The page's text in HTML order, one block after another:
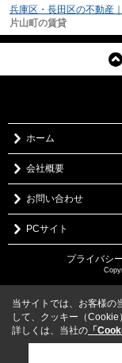
兵庫区・長田区の不動産
片山町の賃貸
ホーム
会社概要
お問い合わせ
PCサイト
プライバシ
当サイトでは、お客様の
して、クッキー（Cookie
詳しくは、当社の 「